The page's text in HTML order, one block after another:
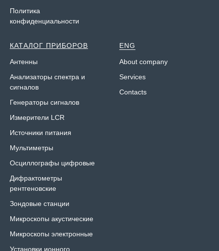
Политика
конфиденциальности
КАТАЛОГ ПРИБОРОВ
Антенны
Анализаторы спектра и
сигналов
Генераторы сигналов
Измерители LCR
Источники питания
Мультиметры
Осциллографы цифровые
Дифрактометры
рентгеновские
Зондовые станции
Микроскопы акустические
Микроскопы электронные
Установки ионного
ENG
About company
Services
Contacts